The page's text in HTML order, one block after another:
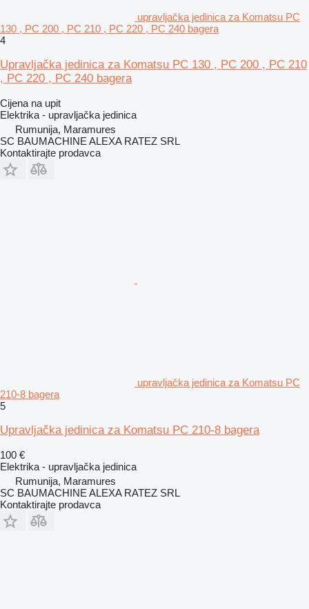
upravljačka jedinica za Komatsu PC
130 , PC 200 , PC 210 , PC 220 , PC 240 bagera
4
Upravljačka jedinica za Komatsu PC 130 , PC 200 , PC 210
, PC 220 , PC 240 bagera
Cijena na upit
Elektrika - upravljačka jedinica
Rumunija, Maramures
SC BAUMACHINE ALEXA RATEZ SRL
Kontaktirajte prodavca
upravljačka jedinica za Komatsu PC
210-8 bagera
5
Upravljačka jedinica za Komatsu PC 210-8 bagera
100 €
Elektrika - upravljačka jedinica
Rumunija, Maramures
SC BAUMACHINE ALEXA RATEZ SRL
Kontaktirajte prodavca